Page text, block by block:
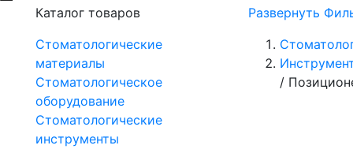
Каталог товаров
Стоматологические
материалы
Стоматологическое
оборудование
Стоматологические
инструменты
Развернуть
/